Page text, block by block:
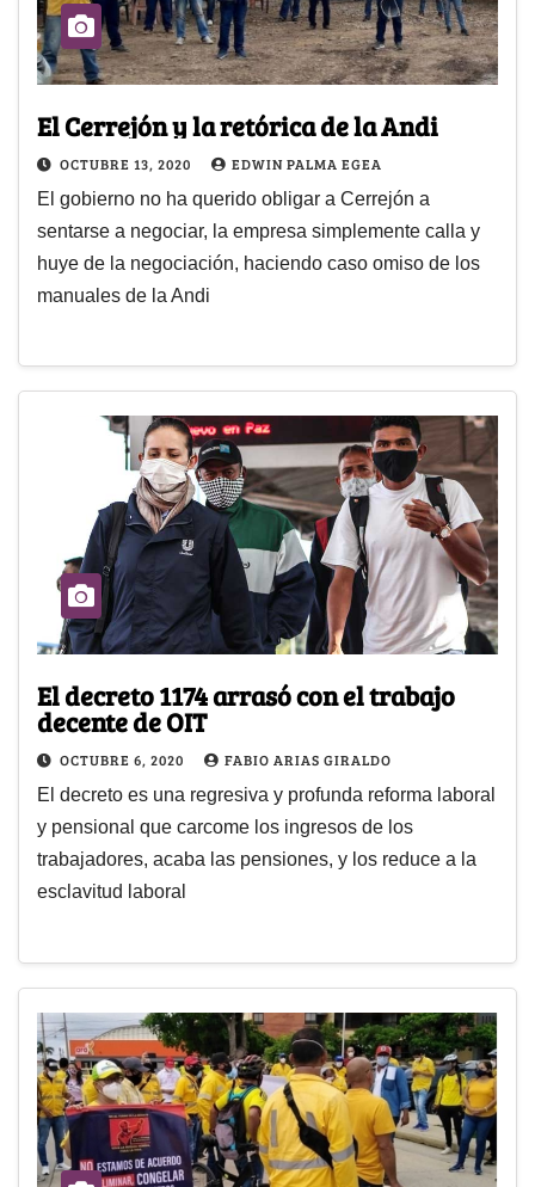
El Cerrejón y la retórica de la Andi
OCTUBRE 13, 2020 EDWIN PALMA EGEA
El gobierno no ha querido obligar a Cerrejón a
sentarse a negociar, la empresa simplemente calla y
huye de la negociación, haciendo caso omiso de los
manuales de la Andi
El decreto 1174 arrasó con el trabajo
decente de OIT
OCTUBRE 6, 2020 FABIO ARIAS GIRALDO
El decreto es una regresiva y profunda reforma laboral
y pensional que carcome los ingresos de los
trabajadores, acaba las pensiones, y los reduce a la
esclavitud laboral